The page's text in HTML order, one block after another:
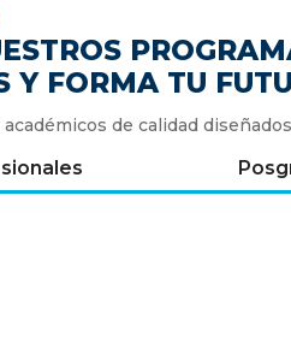
Y FORMA TU
de calidad